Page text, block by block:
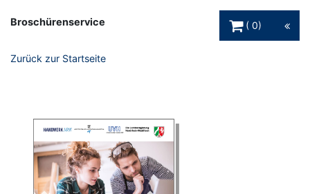
Broschürenservice
0
Zurück zur Startseite